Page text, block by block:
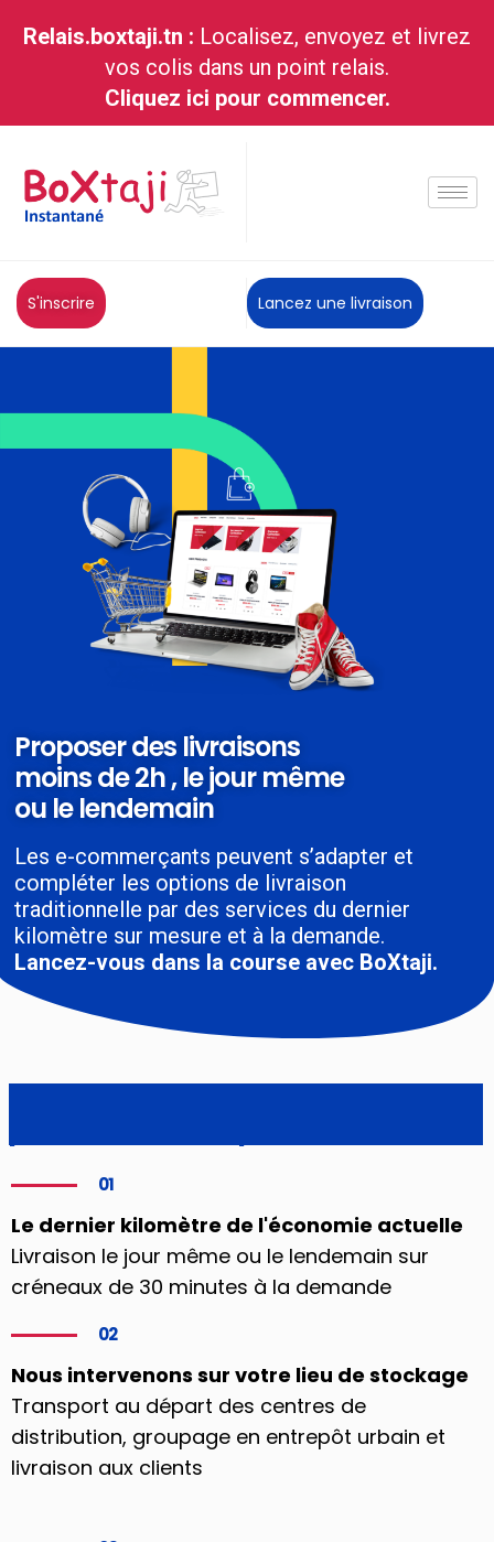
Relais.boxtaji.tn : Localisez, envoyez et livrez
vos colis dans un point relais.
Cliquez ici pour commencer.
S'inscrire Lancez une livraison
Proposer des livraisons
moins de 2h , le jour même
ou le lendemain
Les e-commerçants peuvent s’adapter et
compléter les options de livraison
traditionnelle par des services du dernier
kilomètre sur mesure et à la demande.
Lancez-vous dans la course avec BoXtaji.
01
Le dernier kilomètre de l'économie actuelle
Livraison le jour même ou le lendemain sur
créneaux de 30 minutes à la demande
02
Nous intervenons sur votre lieu de stockage
Transport au départ des centres de
distribution, groupage en entrepôt urbain et
livraison aux clients